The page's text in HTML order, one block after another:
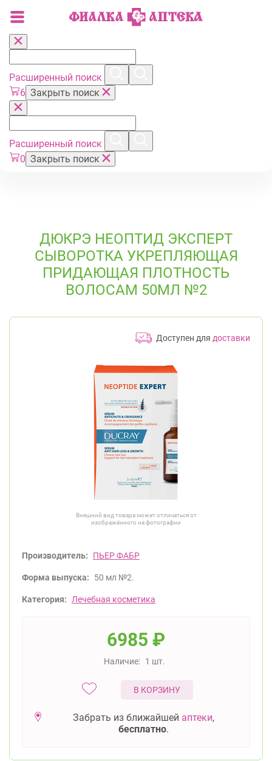
Расширенный поиск
6 Закрыть поиск
Расширенный поиск
0 Закрыть поиск
ДЮКРЭ НЕОПТИД ЭКСПЕРТ
СЫВОРОТКА УКРЕПЛЯЮЩАЯ
ПРИДАЮЩАЯ ПЛОТНОСТЬ
ВОЛОСАМ 50МЛ №2
Доступен для доставки
Внешний вид товара может отличаться от
изображённого на фотографии
Производитель: ПЬЕР ФАБР
Форма выпуска: 50 мл №2.
Категория: Лечебная косметика
6985 ₽
Наличие: 1 шт.
В КОРЗИНУ
Забрать из ближайшей аптеки,
бесплатно.